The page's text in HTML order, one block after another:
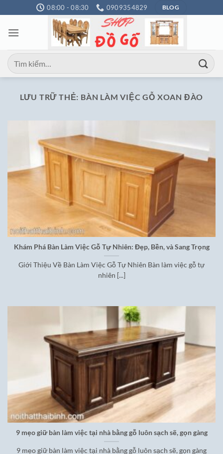
qua
nội
08:00 - 08:30 0909354829 BLOG
Tìm
kiếm:
LƯU TRỮ THẺ: BÀN LÀM VIỆC GỖ XOAN ĐÀO
Khám Phá Bàn Làm Việc Gỗ Tự Nhiên: Đẹp, Bền, và Sang Trọng
Giới Thiệu Về Bàn Làm Việc Gỗ Tự Nhiên Bàn làm việc gỗ tự
nhiên [...]
9 mẹo giữ bàn làm việc tại nhà bằng gỗ luôn sạch sẽ, gọn gàng
9 mẹo giữ bàn làm việc tại nhà bằng gỗ luôn sạch sẽ, gọn gàng